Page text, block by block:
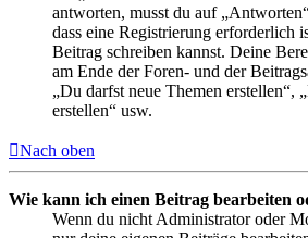
antworten, musst du auf
dass eine Registrierung erforderlich
Beitrag schreiben kannst. Deine
am Ende der Foren- und der
„Du darfst neue Themen erstellen“,
erstellen“ usw.
Nach oben
Wie kann ich einen Beitrag bearbeiten
Wenn du nicht Administrator oder